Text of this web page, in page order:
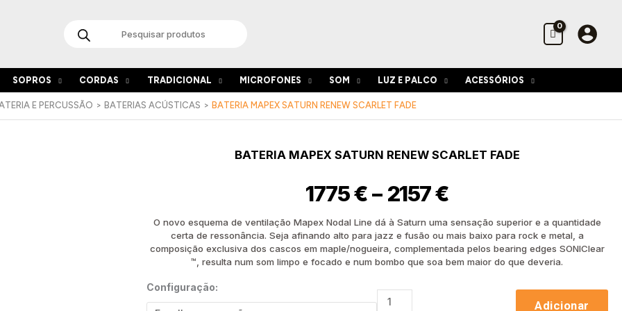
search
SOPROS CORDAS TRADICIONAL MICROFONES SOM LUZ E PALCO ACESSÓRIOS
E PERCUSSÃO BATERIAS ACÚSTICAS BATERIA MAPEX SATURN RENEW SCARLET FADE
BATERIA MAPEX SATURN RENEW SCARLET FADE
1775€– 2157€
range:
through
2157 €
O novo esquema de ventilação Mapex Nodal Line dá à Saturn uma sensação superior e a quantidade
certa de ressonância. Seja afinando alto para jazz e fusão ou mais baixo para rock e metal, a
composição exclusiva dos cascos em maple/nogueira, complementada pelos bearing edges SONIClear
™, resulta num som limpo e focado e num bombo que soa bem maior do que deveria.
Configuração:
de
Mapex
Saturn
Scarlet
Fade
Adicionar